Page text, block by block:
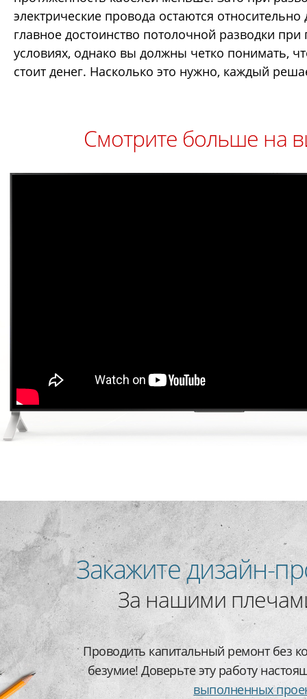
электрические провода остаются
главное достоинство потолочной разводки
условиях, однако вы должны четко понимать,
стоит денег. Насколько это нужно, каждый
Смотрите больше на
Закажите дизайн-
За нашими
Проводить капитальный ремонт без
безумие! Доверьте эту работу
выполненных